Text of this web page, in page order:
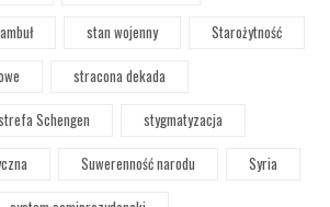
stan wojenny
Starożytność
stracona dekada
Schengen
stygmatyzacja
Suwerenność narodu
Syria